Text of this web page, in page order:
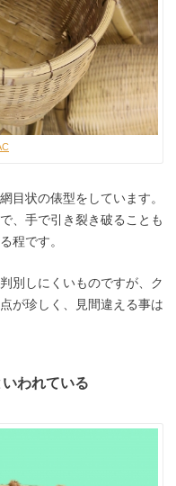
目状の俵型をしています。
、手で引き裂き破ることも
程です。
別しにくいものですが、ク
が珍しく、見間違える事は
われている